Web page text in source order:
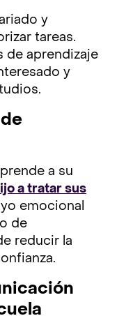
y
tareas.
de aprendizaje
y
a su
a tratar sus
emocional
de
reducir la